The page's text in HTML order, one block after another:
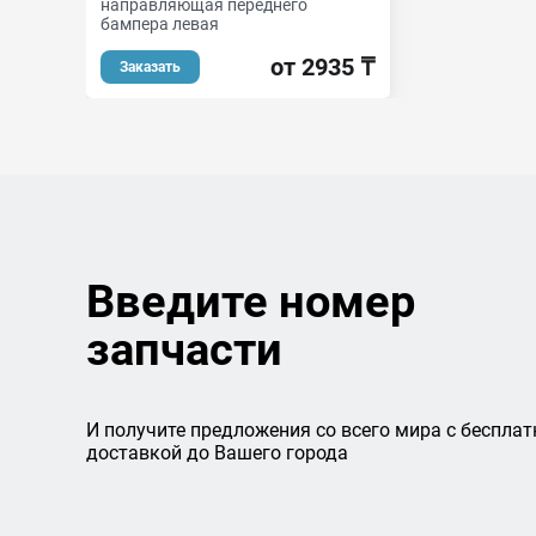
направляющая переднего
бампера левая
Заказать от 2935 ₸
Введите номер
запчасти
И получите предложения со всего мира с
доставкой до Вашего города